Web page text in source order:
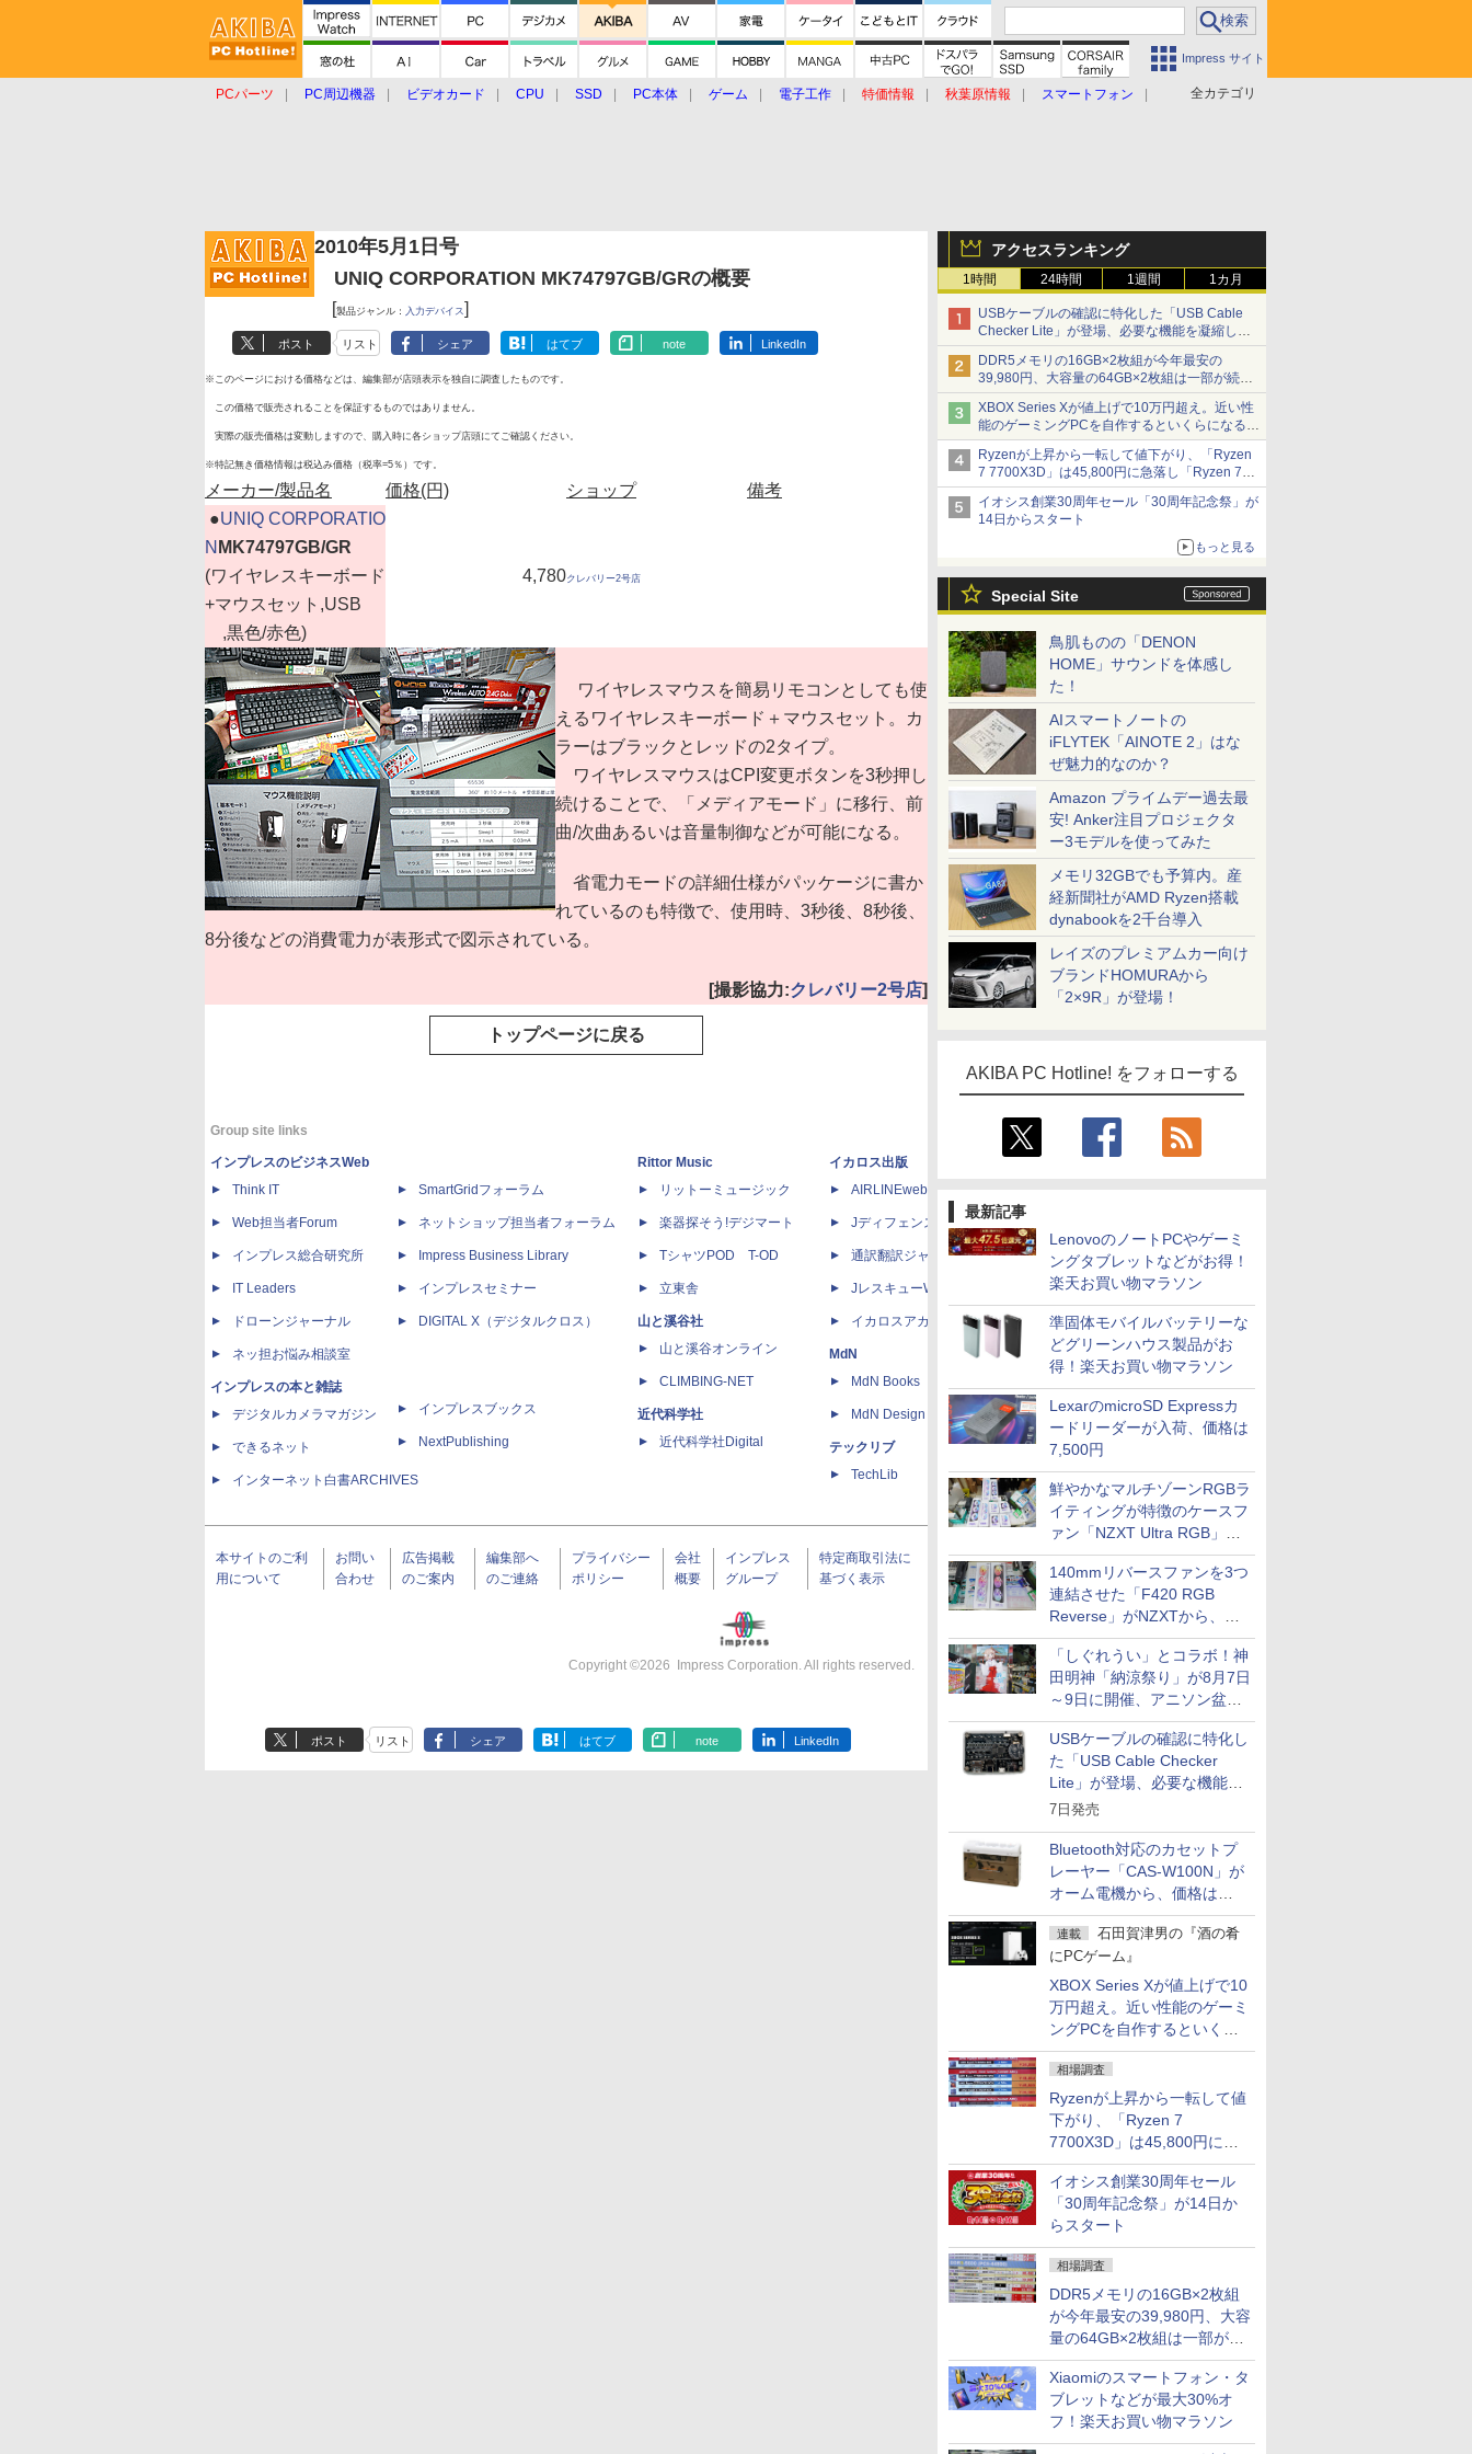
Impress サイト
全カテゴリ
PCパーツ PC周辺機器 ビデオカード CPU SSD PC本体 ゲーム 電子工作 特価情報 秋葉原情報
スマートフォン
アクセスランキング
1時間 24時間 1週間 1カ月
USBケーブルの確認に特化した「USB Cable
Checker Lite」が登場、必要な機能を凝縮しコ
ンパクトに 7日発売
DDR5メモリの16GB×2枚組が今年最安の
39,980円、大容量の64GB×2枚組は一部が続騰
[8月前半のメモリ価格]
XBOX Series Xが値上げで10万円超え。近い性
能のゲーミングPCを自作するといくらになる？
【石田賀津男の『酒の肴にPCゲーム』】
Ryzenが上昇から一転して値下がり、「Ryzen
7 7700X3D」は45,800円に急落し「Ryzen 7
7800X3D」との価格逆転解消 [8月前半のCPU
価格]
イオシス創業30周年セール「30周年記念祭」が
14日からスタート
もっと見る
Special Site
鳥肌ものの「DENON
HOME」サウンドを体感し
た！
AIスマートノートの
iFLYTEK「AINOTE 2」はな
ぜ魅力的なのか？
Amazon プライムデー過去最
安! Anker注目プロジェクタ
ー3モデルを使ってみた
メモリ32GBでも予算内。産
経新聞社がAMD Ryzen搭載
dynabookを2千台導入
レイズのプレミアムカー向け
ブランドHOMURAから
「2×9R」が登場！
AKIBA PC Hotline! をフォローする
最新記事
LenovoのノートPCやゲーミ
ングタブレットなどがお得！
楽天お買い物マラソン
準固体モバイルバッテリーな
どグリーンハウス製品がお
得！楽天お買い物マラソン
LexarのmicroSD Expressカ
ードリーダーが入荷、価格は
7,500円
鮮やかなマルチゾーンRGBラ
イティングが特徴のケースフ
ァン「NZXT Ultra RGB」が
発売、計8製品
140mmリバースファンを3つ
連結させた「F420 RGB
Reverse」がNZXTから、単
一フレーム採用
「しぐれうい」とコラボ！神
田明神「納涼祭り」が8月7日
～9日に開催、アニソン盆踊
りや屋台グルメなどもあり
USBケーブルの確認に特化し
た「USB Cable Checker
Lite」が登場、必要な機能を
凝縮しコンパクトに
7日発売
Bluetooth対応のカセットプ
レーヤー「CAS-W100N」が
オーム電機から、価格は
5,940円
連載
石田賀津男の『酒の肴
にPCゲーム』
XBOX Series Xが値上げで10
万円超え。近い性能のゲーミ
ングPCを自作するといくら
になる？
相場調査
Ryzenが上昇から一転して値
下がり、「Ryzen 7
7700X3D」は45,800円に急
落し「Ryzen 7 7800X3D」
との価格逆転解消 [8月前半の
CPU価格]
イオシス創業30周年セール
「30周年記念祭」が14日か
らスタート
相場調査
DDR5メモリの16GB×2枚組
が今年最安の39,980円、大容
量の64GB×2枚組は一部が続
騰 [8月前半のメモリ価格]
Xiaomiのスマートフォン・タ
ブレットなどが最大30%オ
フ！楽天お買い物マラソン
2010年5月1日号
UNIQ CORPORATION MK74797GB/GRの概要
[製品ジャンル： 入力デバイス]
ポスト リスト シェア はてブ note LinkedIn
※このページにおける価格などは、編集部が店頭表示を独自に調査したものです。
この価格で販売されることを保証するものではありません。
実際の販売価格は変動しますので、購入時に各ショップ店頭にてご確認ください。
※特記無き価格情報は税込み価格（税率=5％）です。
メーカー/製品名 価格(円) ショップ
備考
●UNIQ CORPORATIO
N MK74797GB/GR
(ワイヤレスキーボード
+マウスセット,USB
,黒色/赤色)
4,780クレバリー2号店
ワイヤレスマウスを簡易リモコンとしても使
えるワイヤレスキーボード＋マウスセット。カ
ラーはブラックとレッドの2タイプ。
ワイヤレスマウスはCPI変更ボタンを3秒押し
続けることで、「メディアモード」に移行、前
曲/次曲あるいは音量制御などが可能になる。
省電力モードの詳細仕様がパッケージに書か
れているのも特徴で、使用時、3秒後、8秒後、
8分後などの消費電力が表形式で図示されている。
[撮影協力:クレバリー2号店]
トップページに戻る
Group site links
インプレスのビジネスWeb
Think IT
Web担当者Forum
インプレス総合研究所
IT Leaders
ドローンジャーナル
ネッ担お悩み相談室
インプレスの本と雑誌
デジタルカメラマガジン
できるネット
インターネット白書ARCHIVES
SmartGridフォーラム
ネットショップ担当者フォーラム
Impress Business Library
インプレスセミナー
DIGITAL X（デジタルクロス）
インプレスブックス
NextPublishing
Rittor Music
リットーミュージック
楽器探そう!デジマート
TシャツPOD T-OD
立東舎
山と溪谷社
山と溪谷オンライン
CLIMBING-NET
近代科学社
近代科学社Digital
イカロス出版
AIRLINEweb
Jディフェンスニュース
通訳翻訳ジャーナル
JレスキューWeb
イカロスアカデミー
MdN
MdN Books
MdN Design Interactive
テックリブ
TechLib
impress QuickBooks
PUBFUN
パブファンセルフ
IPGネットワーク
TシャツPOD pTa.shop
カスタム写真集POD fabli
Impress Group Publication Informa
本サイトのご利
用について
お問い
合わせ
広告掲載
のご案内
編集部へ
のご連絡
プライバシー
ポリシー
会社
概要
インプレス
グループ
特定商取引法に
基づく表示
Copyright ©2026 Impress Corporation. All rights reserved.
ポスト リスト シェア はてブ note LinkedIn